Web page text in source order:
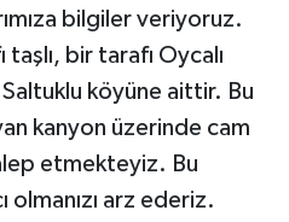
bilgiler veriyoruz.
bir tarafı Oycalı
köyüne aittir. Bu
kanyon üzerinde cam
etmekteyiz. Bu
olmanızı arz ederiz.